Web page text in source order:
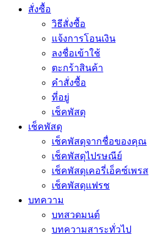
สั่งซื้อ
วิธีสั่งซื้อ
แจ้งการโอนเงิน
ลงชื่อเข้าใช้
ตะกร้าสินค้า
คำสั่งซื้อ
ที่อยู่
เช็คพัสดุ
เช็คพัสดุ
เช็คพัสดุจากชื่อของคุณ
เช็คพัสดุไปรษณีย์
เช็คพัสดุเคอรี่เอ็คซ์เพรส
เช็คพัสดุแฟรช
บทความ
บทสวดมนต์
บทความสาระทั่วไป